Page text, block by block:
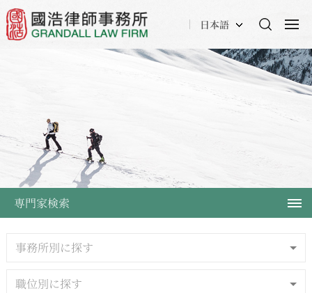
日本語
専門家検索
事務所別に探す
職位別に探す